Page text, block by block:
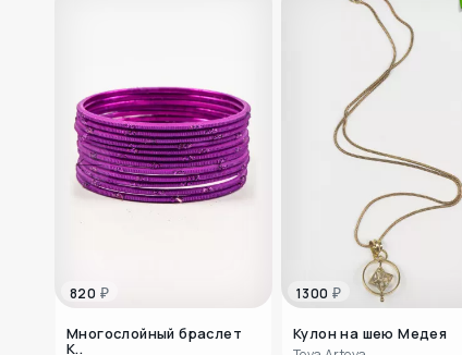
820 ₽
Многослойный браслет
К..
1300 ₽
Кулон на шею Медея